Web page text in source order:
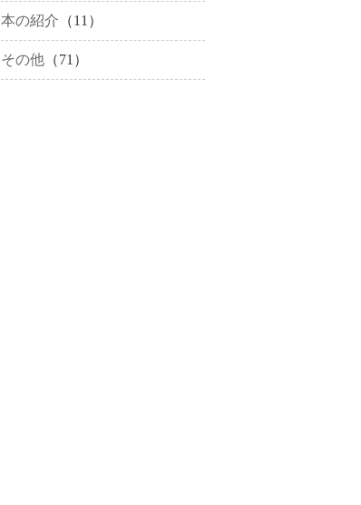
本の紹介 （11）
その他 （71）